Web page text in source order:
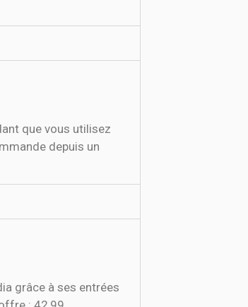
que vous utilisez
depuis un
grâce à ses entrées